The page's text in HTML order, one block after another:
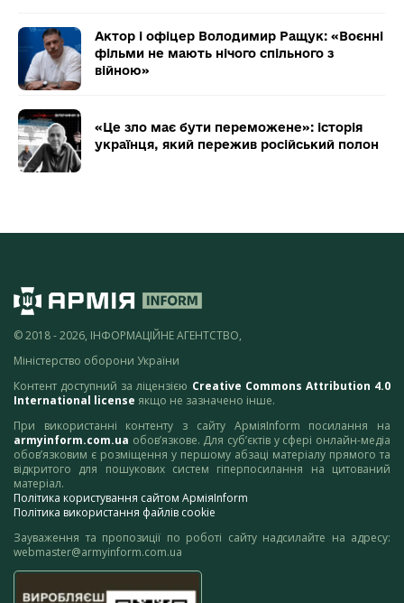
Актор і офіцер Володимир Ращук: «Воєнні
фільми не мають нічого спільного з
війною»
«Це зло має бути переможене»: історія
українця, який пережив російський полон
© 2018 - 2026, ІНФОРМАЦІЙНЕ АГЕНТСТВО,
Міністерство оборони України
Контент доступний за ліцензією Creative Commons Attribution 4.0
International license якщо не зазначено інше.
При використанні контенту з сайту АрміяInform посилання на
armyinform.com.ua обов’язкове. Для суб’єктів у сфері онлайн-медіа
обов’язковим є розміщення у першому абзаці матеріалу прямого та
відкритого для пошукових систем гіперпосилання на цитований
матеріал.
Політика користування сайтом АрміяInform
Політика використання файлів cookie
Зауваження та пропозиції по роботі сайту надсилайте на адресу:
webmaster@armyinform.com.ua